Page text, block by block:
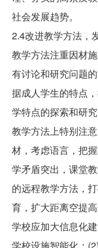
社会发展趋势。
2.4改进教学方法，
教学方法注重因材
有讨论和研究问题
据成人学生的特点
学特点的探索和研
教学方法上特别注
材，考虑语言，把
学矛盾突出，课堂
的远程教学方法，
育，扩大距离空提
学校应加大信息化